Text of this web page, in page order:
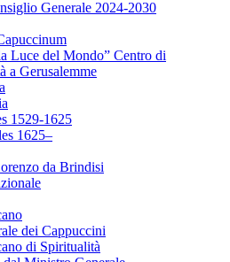
Generale 2024-2030
Luce del Mondo” Centro di
a Gerusalemme
1529-1625
1625–
da Brindisi
dei Cappuccini
di Spiritualità